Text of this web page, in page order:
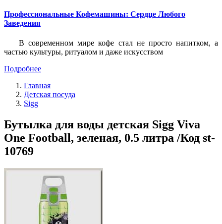
Профессиональные Кофемашины: Сердце Любого
Заведения
В современном мире кофе стал не просто напитком, а
частью культуры, ритуалом и даже искусством
Подробнее
Главная
Детская посуда
Sigg
Бутылка для воды детская Sigg Viva
One Football, зеленая, 0.5 литра /Код st-
10769